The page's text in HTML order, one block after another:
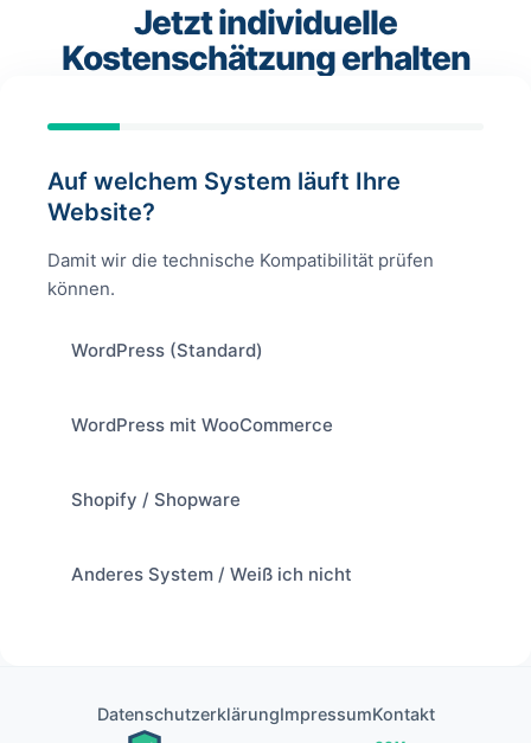
Jetzt individuelle
Kostenschätzung erhalten
Auf welchem System läuft Ihre
Website?
Damit wir die technische Kompatibilität prüfen
können.
WordPress (Standard)
WordPress mit WooCommerce
Shopify / Shopware
Anderes System / Weiß ich nicht
DatenschutzerklärungImpressumKontakt